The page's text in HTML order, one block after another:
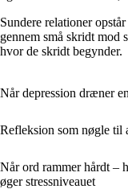
Sundere relationer
gennem små skridt mod
hvor de skridt begynder.
Når depression dræner
Refleksion som nøgle til
Når ord rammer hårdt –
øger stressniveauet